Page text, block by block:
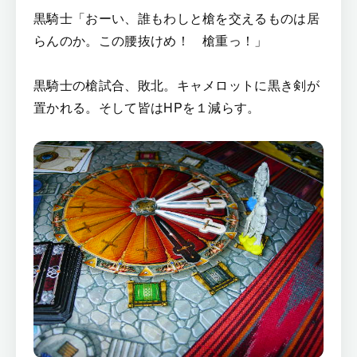
黒騎士「おーい、誰もわしと槍を交えるものは居
らんのか。この腰抜けめ！ 槍重っ！」
黒騎士の槍試合、敗北。キャメロットに黒き剣が
置かれる。そして皆はHPを１減らす。